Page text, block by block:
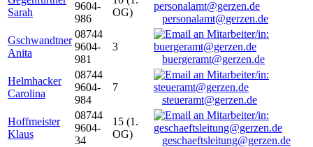
Sarah
9604-
986
OG)
personalamt@gerzen.de
Gschwandtner
Anita
08744
9604-
981
3
buergeramt@gerzen.de
Helmhacker
Carolina
08744
9604-
984
7
steueramt@gerzen.de
Hoffmeister
Klaus
08744
9604-
34
15 (1.
OG)
geschaeftsleitung@gerzen.de